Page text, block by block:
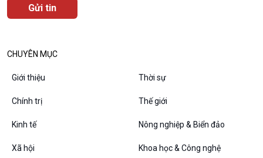
CHUYÊN MỤC
Giới thiệu Thời sự
Chính trị Thế giới
Kinh tế Nông nghiệp & Biển đảo
Xã hội Khoa học & Công nghệ